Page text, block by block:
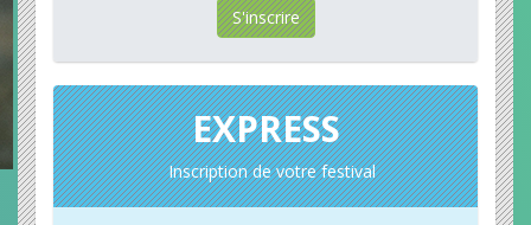
S'inscrire
EXPRESS
Inscription de votre festival